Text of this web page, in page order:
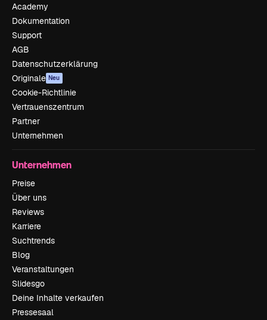
Academy
Dokumentation
Support
AGB
Datenschutzerklärung
Originale Neu
Cookie-Richtlinie
Vertrauenszentrum
Partner
Unternehmen
Unternehmen
Preise
Über uns
Reviews
Karriere
Suchtrends
Blog
Veranstaltungen
Slidesgo
Deine Inhalte verkaufen
Pressesaal